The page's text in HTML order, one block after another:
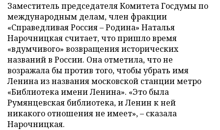
Заместитель председателя Комитета Госдумы по
международным делам, член фракции
«Справедливая Россия – Родина» Наталья
Нарочницкая считает, что пришло время
«вдумчивого» возвращения исторических
названий в России. Она отметила, что не
возражала бы против того, чтобы убрать имя
Ленина из названия московской станции метро
«Библиотека имени Ленина». «Это была
Румянцевская библиотека, и Ленин к ней
никакого отношения не имеет», – сказала
Нарочницкая.